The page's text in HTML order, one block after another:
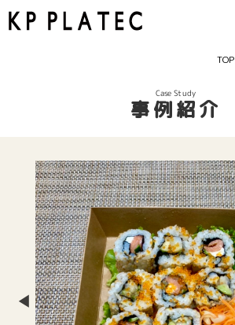
TOP
Case Study
事例紹介